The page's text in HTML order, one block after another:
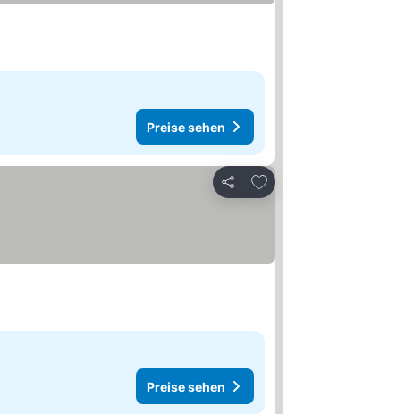
Preise sehen
Teilen
Zu Favoriten hinzufügen
Preise sehen